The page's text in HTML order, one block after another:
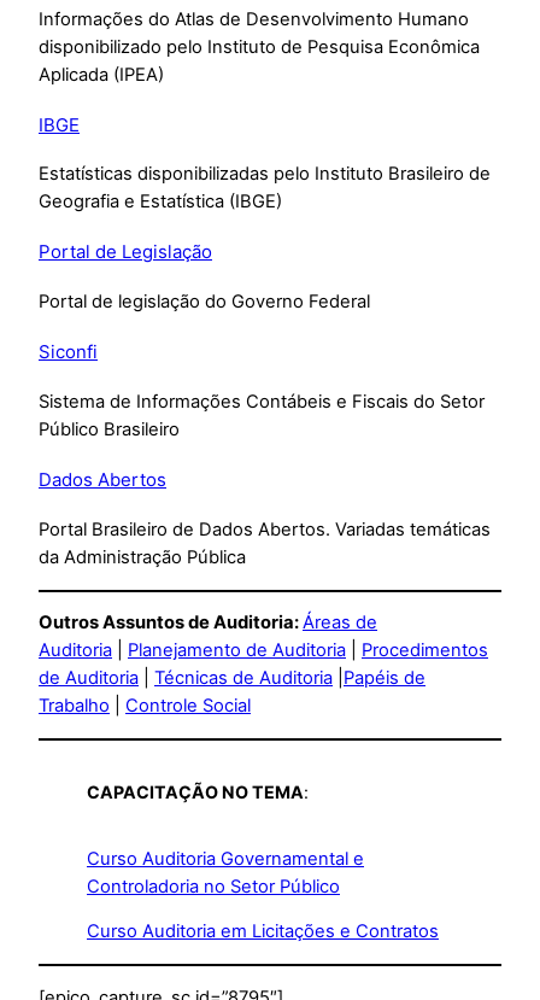
Informações do Atlas de Desenvolvimento Humano
disponibilizado pelo Instituto de Pesquisa Econômica
Aplicada (IPEA)
IBGE
Estatísticas disponibilizadas pelo Instituto Brasileiro de
Geografia e Estatística (IBGE)
Portal de Legislação
Portal de legislação do Governo Federal
Siconfi
Sistema de Informações Contábeis e Fiscais do Setor
Público Brasileiro
Dados Abertos
Portal Brasileiro de Dados Abertos. Variadas temáticas
da Administração Pública
Outros Assuntos de Auditoria:Áreas de
Auditoria
Planejamento de Auditoria
Procedimentos
de Auditoria
Técnicas de Auditoria Papéis de
Trabalho
Controle Social
CAPACITAÇÃO NO TEMA:
Curso Auditoria Governamental e
Controladoria no Setor Público
Curso Auditoria em Licitações e Contratos